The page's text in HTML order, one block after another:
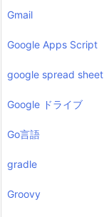
Gmail
Google Apps Script
google spread sheet
Google ドライブ
Go言語
gradle
Groovy